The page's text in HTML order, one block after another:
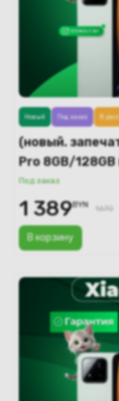
(новый.
Pro 8GB/
Под заказ
В корзину
Новый Под заказ В
1 389BYN 1670